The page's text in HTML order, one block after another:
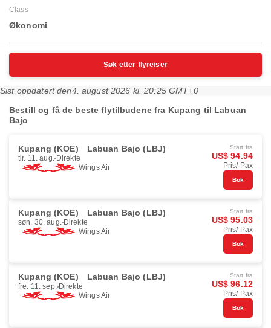
Class
Økonomi
Søk etter flyreiser
Sist oppdatert den4. august 2026 kl. 20:25 GMT+0
Bestill og få de beste flytilbudene fra Kupang til Labuan
Bajo
Kupang (KOE) Labuan Bajo (LBJ)
tir. 11. aug. Direkte
Wings Air
Start fra
US$ 94.94
Pris/ Pax
Bok
Kupang (KOE) Labuan Bajo (LBJ)
søn. 30. aug. Direkte
Wings Air
Start fra
US$ 95.03
Pris/ Pax
Bok
Kupang (KOE) Labuan Bajo (LBJ)
fre. 11. sep. Direkte
Wings Air
Start fra
US$ 96.12
Pris/ Pax
Bok